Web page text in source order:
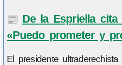
📰 De la Espriella
«Puedo prometer y
El presidente